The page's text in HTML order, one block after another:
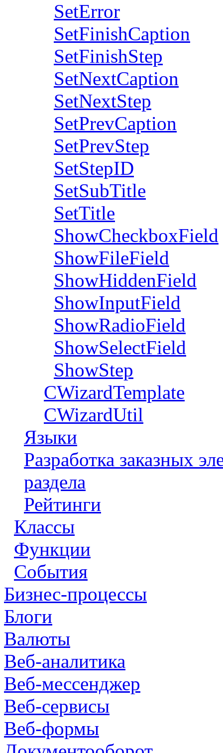
SetError
SetFinishCaption
SetFinishStep
SetNextCaption
SetNextStep
SetPrevCaption
SetPrevStep
SetStepID
SetSubTitle
SetTitle
ShowCheckboxField
ShowFileField
ShowHiddenField
ShowInputField
ShowRadioField
ShowSelectField
ShowStep
CWizardTemplate
CWizardUtil
Языки
Разработка заказных
раздела
Рейтинги
Классы
Функции
События
Бизнес-процессы
Блоги
Валюты
Веб-аналитика
Веб-мессенджер
Веб-сервисы
Веб-формы